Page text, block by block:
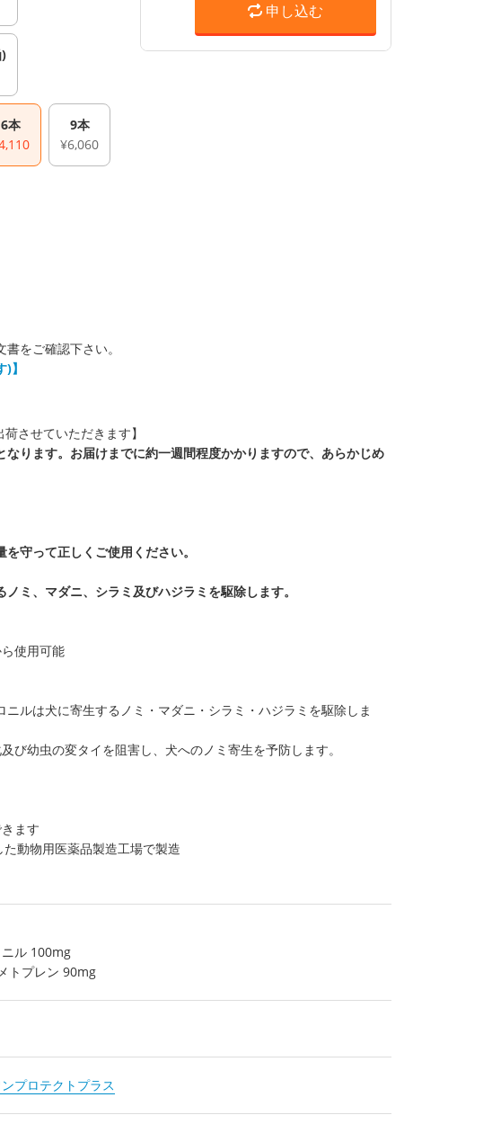
6本
9本
¥6,060
申し込む
をご確認下さい。
】
させていただきます】
なります。お届けまでに約一週間程度かかりますので、あらかじめ
守って正しくご使用ください。
ミ、マダニ、シラミ及びハジラミを駆除します。
使用可能
ルは犬に寄生するノミ・マダニ・シラミ・ハジラミを駆除しま
び幼虫の変タイを阻害し、犬へのノミ寄生を予防します。
ます
動物用医薬品製造工場で製造
ル 100mg
トプレン 90mg
プロテクトプラス